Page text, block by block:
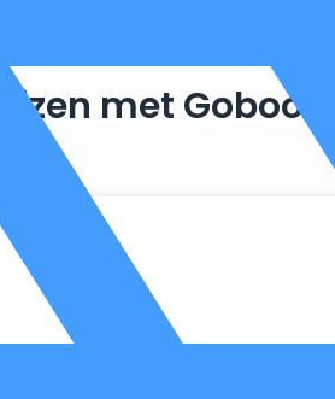
met
van wat er al beschikbaar